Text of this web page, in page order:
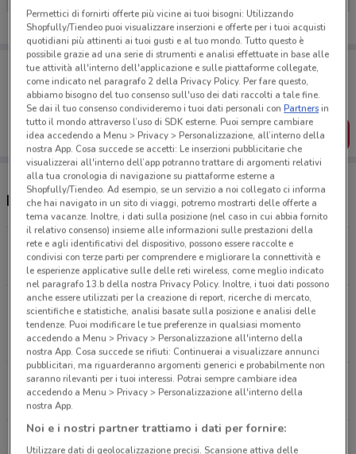
Porta DoveConviene sempre con te!
Puoi trovare le migliori offerte dei negozi vicino a te,
salvarle e creare la tua lista del risparmio, comodamente
dal tuo cellulare.
SCARICA L’APP
Negozi H&M a Settimo Torinese
Via Roma, 53a Torino
10.1 km
APERTO
Area 12 Shopping Center Strada Altessano 141
Torino
10.3 km
Strada Comunale di Altessano 131 Torino
10.4 km
APERTO
Via Roma 315 10121 Torino Torino
Permettici di fornirti offerte più vicine ai tuoi bisogni: Utilizzando
Shopfully/Tiendeo puoi visualizzare inserzioni e offerte per i tuoi acquisti
quotidiani più attinenti ai tuoi gusti e al tuo mondo. Tutto questo è
possibile grazie ad una serie di strumenti e analisi effettuate in base alle
tue attività all'interno dell'applicazione e sulle piattaforme collegate,
come indicato nel paragrafo 2 della Privacy Policy. Per fare questo,
abbiamo bisogno del tuo consenso sull'uso dei dati raccolti a tale fine.
Se dai il tuo consenso condivideremo i tuoi dati personali conPartnersin
tutto il mondo attraverso l’uso di SDK esterne. Puoi sempre cambiare
idea accedendo a Menu > Privacy > Personalizzazione, all’interno della
nostra App. Cosa succede se accetti: Le inserzioni pubblicitarie che
visualizzerai all'interno dell’app potranno trattare di argomenti relativi
alla tua cronologia di navigazione su piattaforme esterne a
Shopfully/Tiendeo. Ad esempio, se un servizio a noi collegato ci informa
che hai navigato in un sito di viaggi, potremo mostrarti delle offerte a
tema vacanze. Inoltre, i dati sulla posizione (nel caso in cui abbia fornito
il relativo consenso) insieme alle informazioni sulle prestazioni della
rete e agli identificativi del dispositivo, possono essere raccolte e
condivisi con terze parti per comprendere e migliorare la connettività e
le esperienze applicative sulle delle reti wireless, come meglio indicato
nel paragrafo 13.b della nostra Privacy Policy. Inoltre, i tuoi dati possono
anche essere utilizzati per la creazione di report, ricerche di mercato,
scientifiche e statistiche, analisi basate sulla posizione e analisi delle
tendenze. Puoi modificare le tue preferenze in qualsiasi momento
accedendo a Menu > Privacy > Personalizzazione all'interno della
nostra App. Cosa succede se rifiuti: Continuerai a visualizzare annunci
pubblicitari, ma riguarderanno argomenti generici e probabilmente non
saranno rilevanti per i tuoi interessi. Potrai sempre cambiare idea
accedendo a Menu > Privacy > Personalizzazione all'interno della
nostra App.
Noi e i nostri partner trattiamo i dati per fornire:
Utilizzare dati di geolocalizzazione precisi. Scansione attiva delle